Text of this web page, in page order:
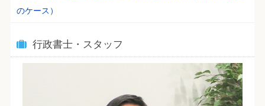
のケース）
行政書士・スタッフ